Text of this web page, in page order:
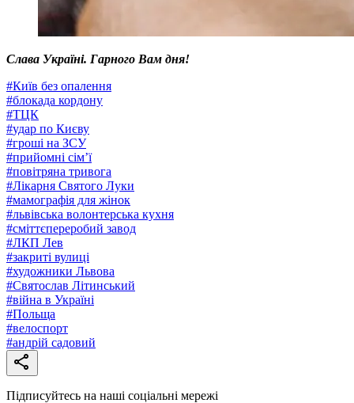
Слава Україні. Гарного Вам дня!
#Київ без опалення
#блокада кордону
#ТЦК
#удар по Києву
#гроші на ЗСУ
#прийомні сім’ї
#повітряна тривога
#Лікарня Святого Луки
#мамографія для жінок
#львівська волонтерська кухня
#сміттєпереробий завод
#ЛКП Лев
#закриті вулиці
#художники Львова
#Святослав Літинський
#війна в Україні
#Польща
#велоспорт
#андрій садовий
Підписуйтесь на наші соціальні мережі